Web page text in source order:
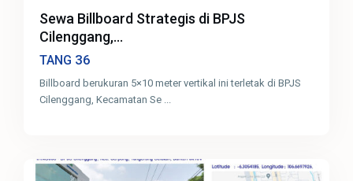
Sewa Billboard Strategis di BPJS
Cilenggang,...
TANG 36
Billboard berukuran 5×10 meter vertikal ini terletak di BPJS
Cilenggang, Kecamatan Se ...